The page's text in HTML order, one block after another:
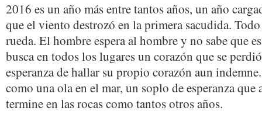
2016 es un año más entre tantos años, un año
que el viento destrozó en la primera sacudida.
rueda. El hombre espera al hombre y no sabe que
busca en todos los lugares un corazón que se
esperanza de hallar su propio corazón aun
como una ola en el mar, un soplo de esperanza que
termine en las rocas como tantos otros años.